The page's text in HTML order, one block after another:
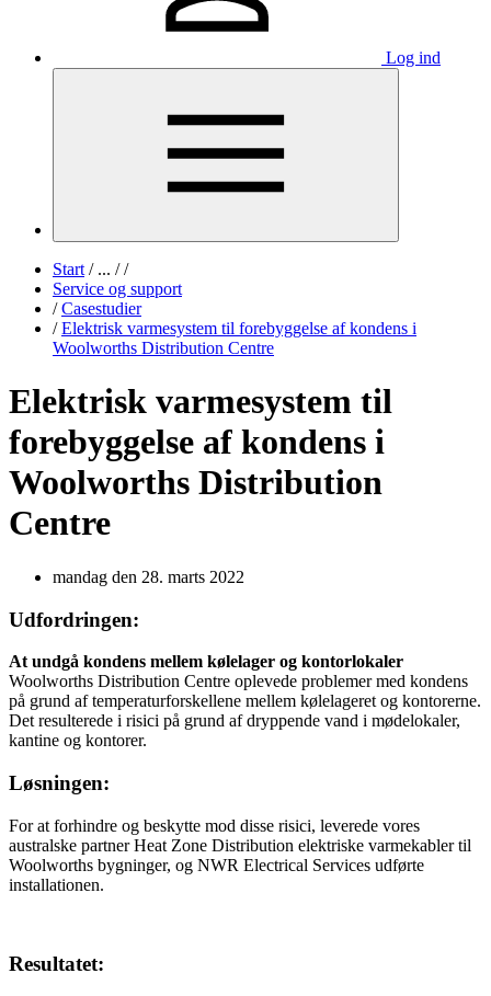
Log ind
Start /... / /
Service og support
/ Casestudier
/ Elektrisk varmesystem til forebyggelse af kondens i
Woolworths Distribution Centre
Elektrisk varmesystem til
forebyggelse af kondens i
Woolworths Distribution
Centre
mandag den 28. marts 2022
Udfordringen:
At undgå kondens mellem kølelager og kontorlokaler
Woolworths Distribution Centre oplevede problemer med kondens
på grund af temperaturforskellene mellem kølelageret og kontorerne.
Det resulterede i risici på grund af dryppende vand i mødelokaler,
kantine og kontorer.
Løsningen:
For at forhindre og beskytte mod disse risici, leverede vores
australske partner Heat Zone Distribution elektriske varmekabler til
Woolworths bygninger, og NWR Electrical Services udførte
installationen.
Resultatet: